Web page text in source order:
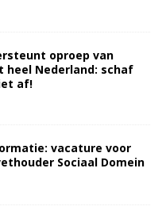
oproep van
heel Nederland: schaf
af!
vacature voor
Sociaal Domein